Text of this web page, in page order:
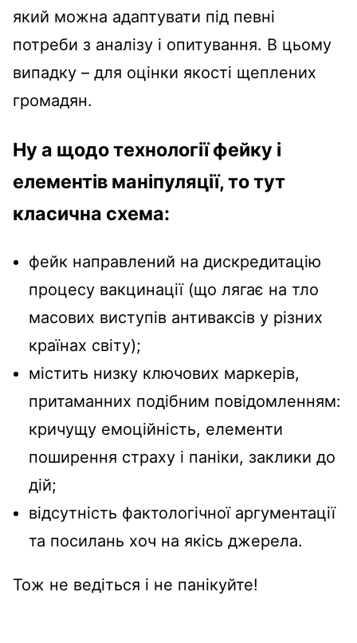
який можна адаптувати під певні
потреби з аналізу і опитування. В цьому
випадку – для оцінки якості щеплених
громадян.
Ну а щодо технології фейку і
елементів маніпуляції, то тут
класична схема:
фейк направлений на дискредитацію
процесу вакцинації (що лягає на тло
масових виступів антиваксів у різних
країнах світу);
містить низку ключових маркерів,
притаманних подібним повідомленням:
кричущу емоційність, елементи
поширення страху і паніки, заклики до
дій;
відсутність фактологічної аргументації
та посилань хоч на якісь джерела.
Тож не ведіться і не панікуйте!